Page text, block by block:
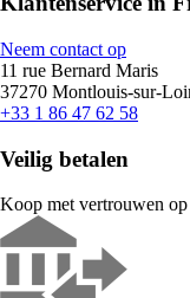
Neem contact op
11 rue Bernard Maris
37270 Montlouis-sur-
+33 1 86 47 62 58
Veilig betalen
Koop met vertrouwen op